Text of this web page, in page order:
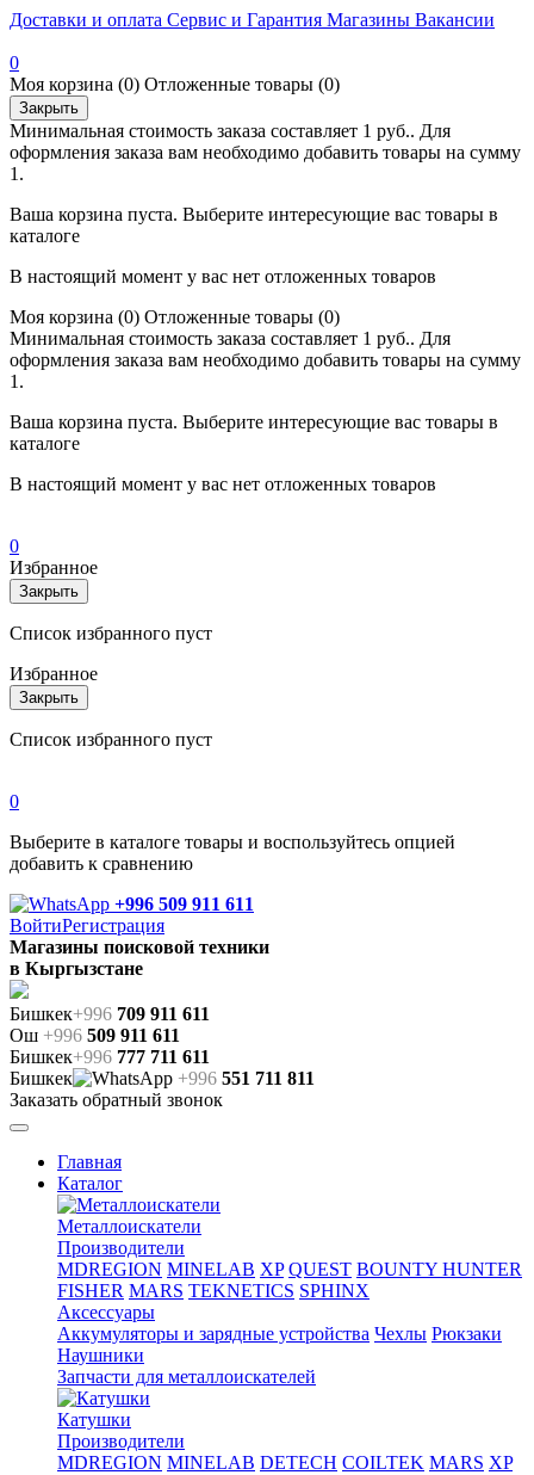
Доставки и оплата Сервис и Гарантия Магазины Вакансии
0
Моя корзина (0) Отложенные товары (0)
Закрыть
Минимальная стоимость заказа составляет 1 руб.. Для
оформления заказа вам необходимо добавить товары на сумму
1.
Ваша корзина пуста. Выберите интересующие вас товары в
каталоге
В настоящий момент у вас нет отложенных товаров
Моя корзина (0) Отложенные товары (0)
Минимальная стоимость заказа составляет 1 руб.. Для
оформления заказа вам необходимо добавить товары на сумму
1.
Ваша корзина пуста. Выберите интересующие вас товары в
каталоге
В настоящий момент у вас нет отложенных товаров
0
Избранное
Закрыть
Список избранного пуст
Избранное
Закрыть
Список избранного пуст
0
Выберите в каталоге товары и воспользуйтесь опцией
добавить к сравнению
+996 509 911 611
ВойтиРегистрация
Магазины поисковой техники
в Кыргызстане
Бишкек+996 709 911 611
Ош +996 509 911 611
Бишкек+996 777 711 611
Бишкек
+996 551 711 811
Заказать обратный звонок
Главная
Каталог
Металлоискатели
Производители
MDREGION MINELAB XP QUEST BOUNTY HUNTER
FISHER MARS TEKNETICS SPHINX
Аксессуары
Аккумуляторы и зарядные устройства Чехлы Рюкзаки
Наушники
Запчасти для металлоискателей
Катушки
Производители
MDREGION MINELAB DETECH COILTEK MARS XP